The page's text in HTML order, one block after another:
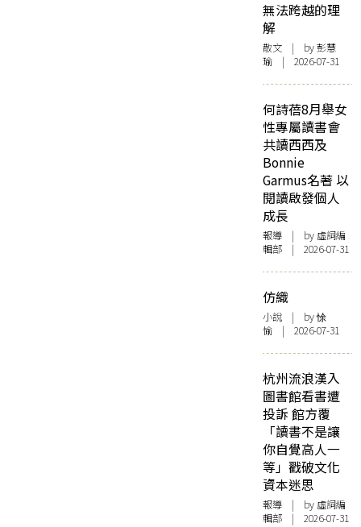
無法跨越的理
解
散文 | by 彭慧
瑜 | 2026-07-31
何詩蓓8月舉女
性專屬讀書會
共讀西西及
Bonnie
Garmus名著 以
閱讀啟發個人
成長
報導 | by 虛詞編
輯部 | 2026-07-31
仿織
小說 | by 悇
愉 | 2026-07-31
杭州流浪漢入
圖書館看書遭
投訴 館方覆
「讀書不是讓
你自覺高人一
等」戳破文化
資本迷思
報導 | by 虛詞編
輯部 | 2026-07-31